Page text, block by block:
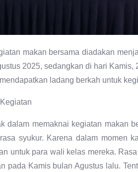
makan bersama diadakan
2025, sedangkan di hari
ladang berkah untuk
dalam memaknai kegiatan makan
syukur. Karena dalam momen
untuk para wali kelas mereka.
pada Kamis bulan Agustus lalu.